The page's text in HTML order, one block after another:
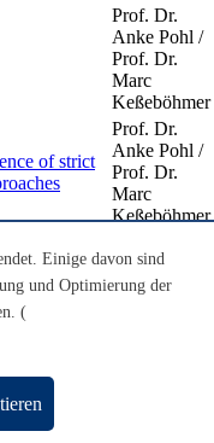
Prof. Dr.
Anke Pohl /
Prof. Dr.
Marc
Keßeböhmer
of strict
Prof. Dr.
Anke Pohl /
Prof. Dr.
Marc
Keßeböhmer
der
Geometrie
Anke Pohl /
Prof. Dr.
Geometry
Einige davon sind
und Optimierung der
(